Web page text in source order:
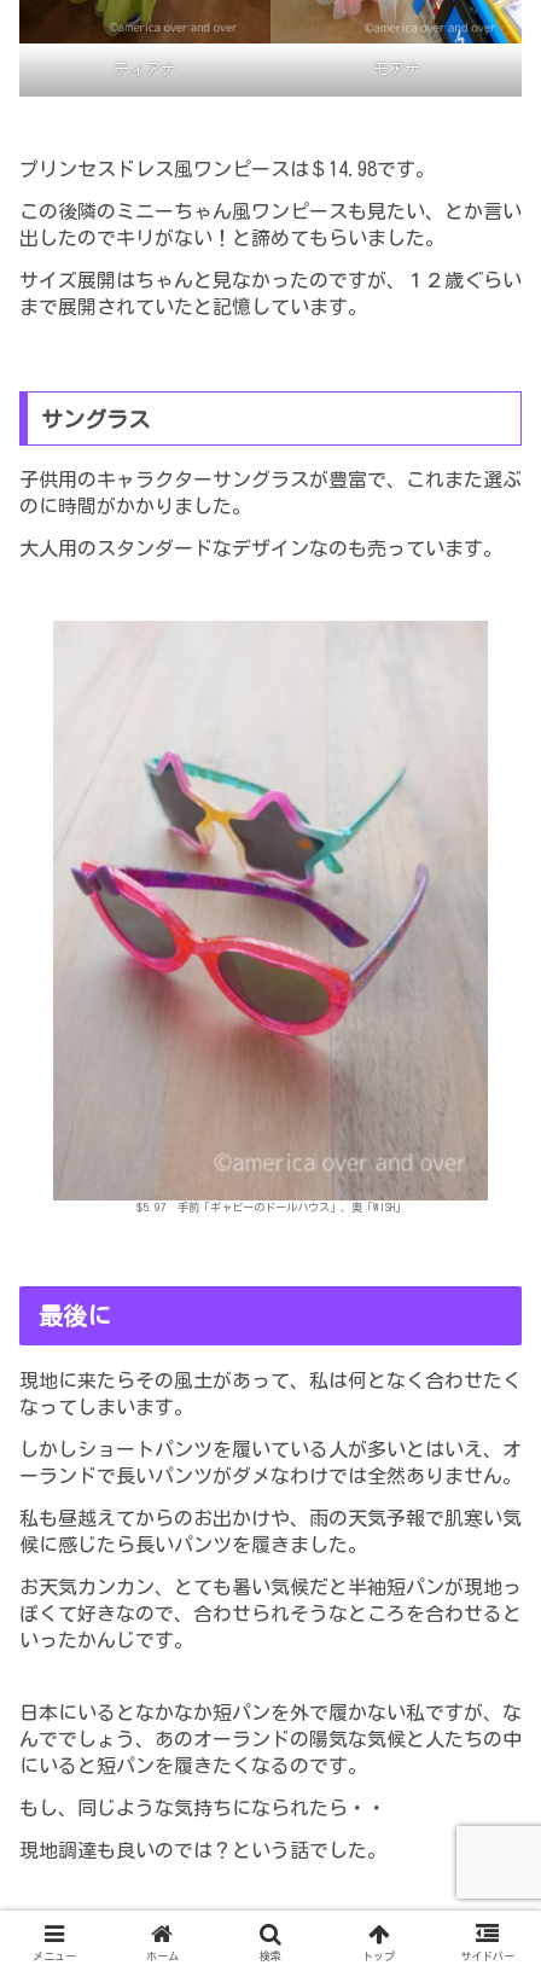
ティアナ モアナ
プリンセスドレス風ワンピースは＄14.98です。
この後隣のミニーちゃん風ワンピースも見たい、とか言い
出したのでキリがない！と諦めてもらいました。
サイズ展開はちゃんと見なかったのですが、１２歳ぐらい
まで展開されていたと記憶しています。
サングラス
子供用のキャラクターサングラスが豊富で、これまた選ぶ
のに時間がかかりました。
大人用のスタンダードなデザインなのも売っています。
$5.97 手前「ギャビーのドールハウス」、奥「WISH」
最後に
現地に来たらその風土があって、私は何となく合わせたく
なってしまいます。
しかしショートパンツを履いている人が多いとはいえ、オ
ーランドで長いパンツがダメなわけでは全然ありません。
私も昼越えてからのお出かけや、雨の天気予報で肌寒い気
候に感じたら長いパンツを履きました。
お天気カンカン、とても暑い気候だと半袖短パンが現地っ
ぽくて好きなので、合わせられそうなところを合わせると
いったかんじです。
日本にいるとなかなか短パンを外で履かない私ですが、な
んででしょう、あのオーランドの陽気な気候と人たちの中
にいると短パンを履きたくなるのです。
もし、同じような気持ちになられたら・・
現地調達も良いのでは？という話でした。
他のオーランドの記事はこちら
メニュー ホーム 検索 トップ サイドバー